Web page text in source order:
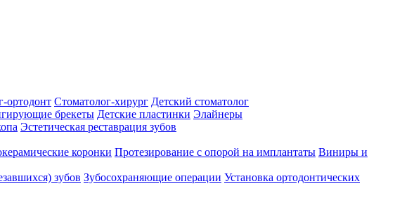
ортодонт Стоматолог-хирург Детский стоматолог
брекеты Детские пластинки Элайнеры
Эстетическая реставрация зубов
коронки Протезирование с опорой на имплантаты Виниры и
зубов Зубосохраняющие операции Установка ортодонтических